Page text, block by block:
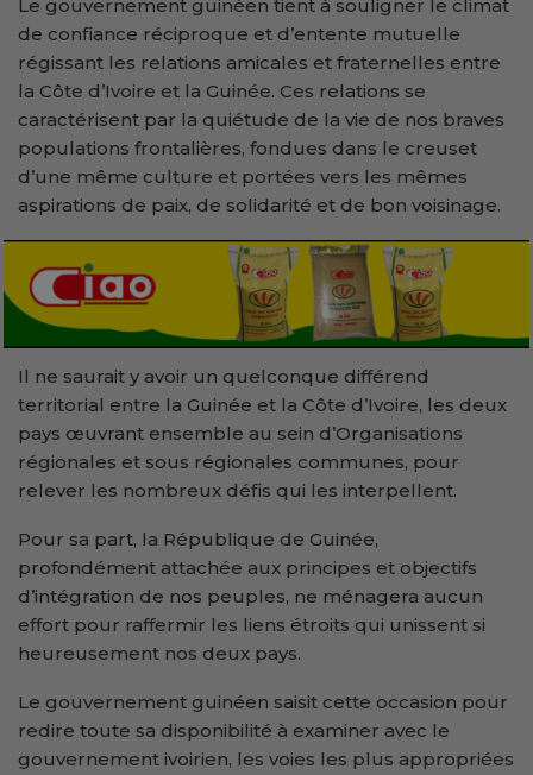
Le gouvernement guinéen tient à souligner le climat
de confiance réciproque et d’entente mutuelle
régissant les relations amicales et fraternelles entre
la Côte d’Ivoire et la Guinée. Ces relations se
caractérisent par la quiétude de la vie de nos braves
populations frontalières, fondues dans le creuset
d’une même culture et portées vers les mêmes
aspirations de paix, de solidarité et de bon voisinage.
Il ne saurait y avoir un quelconque différend
territorial entre la Guinée et la Côte d’Ivoire, les deux
pays œuvrant ensemble au sein d’Organisations
régionales et sous régionales communes, pour
relever les nombreux défis qui les interpellent.
Pour sa part, la République de Guinée,
profondément attachée aux principes et objectifs
d’intégration de nos peuples, ne ménagera aucun
effort pour raffermir les liens étroits qui unissent si
heureusement nos deux pays.
Le gouvernement guinéen saisit cette occasion pour
redire toute sa disponibilité à examiner avec le
gouvernement ivoirien, les voies les plus appropriées